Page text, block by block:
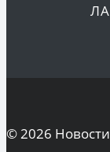
© 2026